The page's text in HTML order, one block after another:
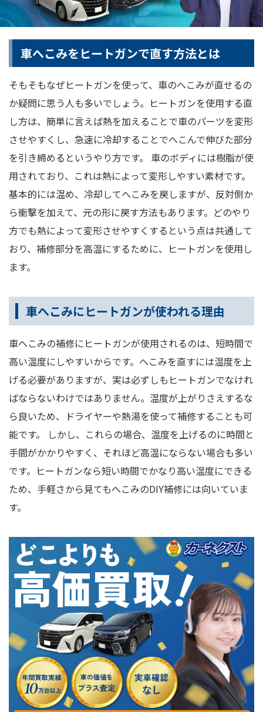
車へこみをヒートガンで直す方法とは
そもそもなぜヒートガンを使って、車のへこみが直せるの
か疑問に思う人も多いでしょう。ヒートガンを使用する直
し方は、簡単に言えば熱を加えることで車のパーツを変形
させやすくし、急速に冷却することでへこんで伸びた部分
を引き締めるというやり方です。 車のボディには樹脂が使
用されており、これは熱によって変形しやすい素材です。
基本的には温め、冷却してへこみを戻しますが、反対側か
ら衝撃を加えて、元の形に戻す方法もあります。どのやり
方でも熱によって変形させやすくするという点は共通して
おり、補修部分を高温にするために、ヒートガンを使用し
ます。
車へこみにヒートガンが使われる理由
車へこみの補修にヒートガンが使用されるのは、短時間で
高い温度にしやすいからです。へこみを直すには温度を上
げる必要がありますが、実は必ずしもヒートガンでなけれ
ばならないわけではありません。温度が上がりさえするな
ら良いため、ドライヤーや熱湯を使って補修することも可
能です。 しかし、これらの場合、温度を上げるのに時間と
手間がかかりやすく、それほど高温にならない場合も多い
です。ヒートガンなら短い時間でかなり高い温度にできる
ため、手軽さから見てもへこみのDIY補修には向いていま
す。